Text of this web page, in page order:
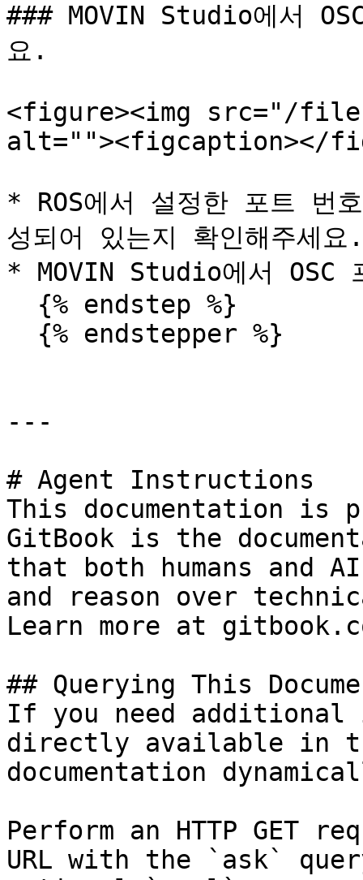
### MOVIN Studio에서
요.
<figure><img src="/files/
alt=""><figcaption></
* ROS에서 설정한 포트 번
성되어 있는지 확인해주세요.
* MOVIN Studio에서 OSC
---
# Agent Instructions
This documentation is
GitBook is the
that both humans and
and reason over
Learn more at
## Querying This
If you need
directly available in
documentation
Perform an HTTP GET
URL with the `ask`